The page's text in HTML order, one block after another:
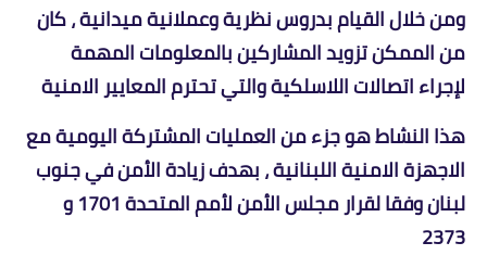
ومن خلال القيام بدروس نظرية وعملانية ميدانية ، كان
من الممكن تزويد المشاركين بالمعلومات المهمة
لإجراء اتصالات اللاسلكية والتي تحترم المعايير الامنية
هذا النشاط هو جزء من العمليات المشتركة اليومية مع
الاجهزة الامنية اللبنانية ، بهدف زيادة الأمن في جنوب
لبنان وفقا لقرار مجلس الأمن لأمم المتحدة 1701 و
2373